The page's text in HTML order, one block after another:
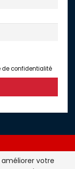
de confidentialité
votre